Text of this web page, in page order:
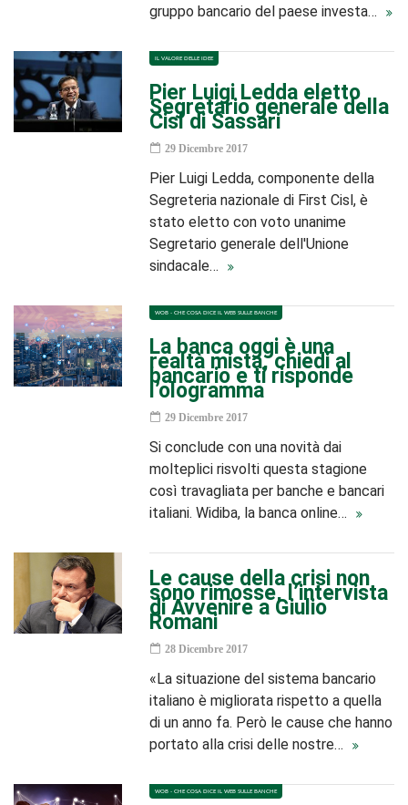
gruppo bancario del paese investa…
IL VALORE DELLE IDEE
Pier Luigi Ledda eletto
Segretario generale della
Cisl di Sassari
29 Dicembre 2017
Pier Luigi Ledda, componente della
Segreteria nazionale di First Cisl, è
stato eletto con voto unanime
Segretario generale dell'Unione
sindacale…
WOB - CHE COSA DICE IL WEB SULLE BANCHE
La banca oggi è una
realtà mista, chiedi al
bancario e ti risponde
l’ologramma
29 Dicembre 2017
Si conclude con una novità dai
molteplici risvolti questa stagione
così travagliata per banche e bancari
italiani. Widiba, la banca online…
Le cause della crisi non
sono rimosse, l’intervista
di Avvenire a Giulio
Romani
28 Dicembre 2017
«La situazione del sistema bancario
italiano è migliorata rispetto a quella
di un anno fa. Però le cause che hanno
portato alla crisi delle nostre…
WOB - CHE COSA DICE IL WEB SULLE BANCHE